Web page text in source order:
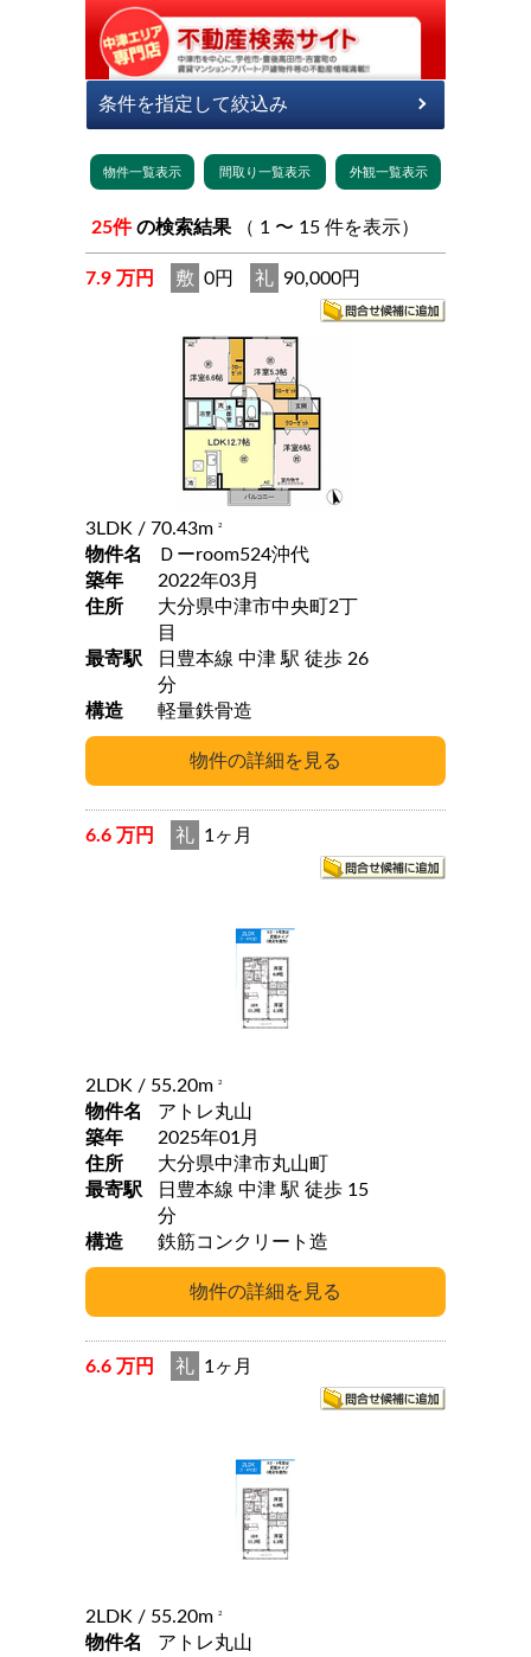
25件 の検索結果 （ 1 〜 15 件を表示）
7.9 万円 敷 0円 礼 90,000円
3LDK / 70.43m 2
物件名
Ｄーroom524沖代
築年
2022年03月
住所
大分県中津市中央町2丁
目
最寄駅
日豊本線 中津 駅 徒歩 26
分
構造
軽量鉄骨造
6.6 万円 礼 1ヶ月
2LDK / 55.20m 2
物件名
アトレ丸山
築年
2025年01月
住所
大分県中津市丸山町
最寄駅
日豊本線 中津 駅 徒歩 15
分
構造
鉄筋コンクリート造
6.6 万円 礼 1ヶ月
2LDK / 55.20m 2
物件名
アトレ丸山